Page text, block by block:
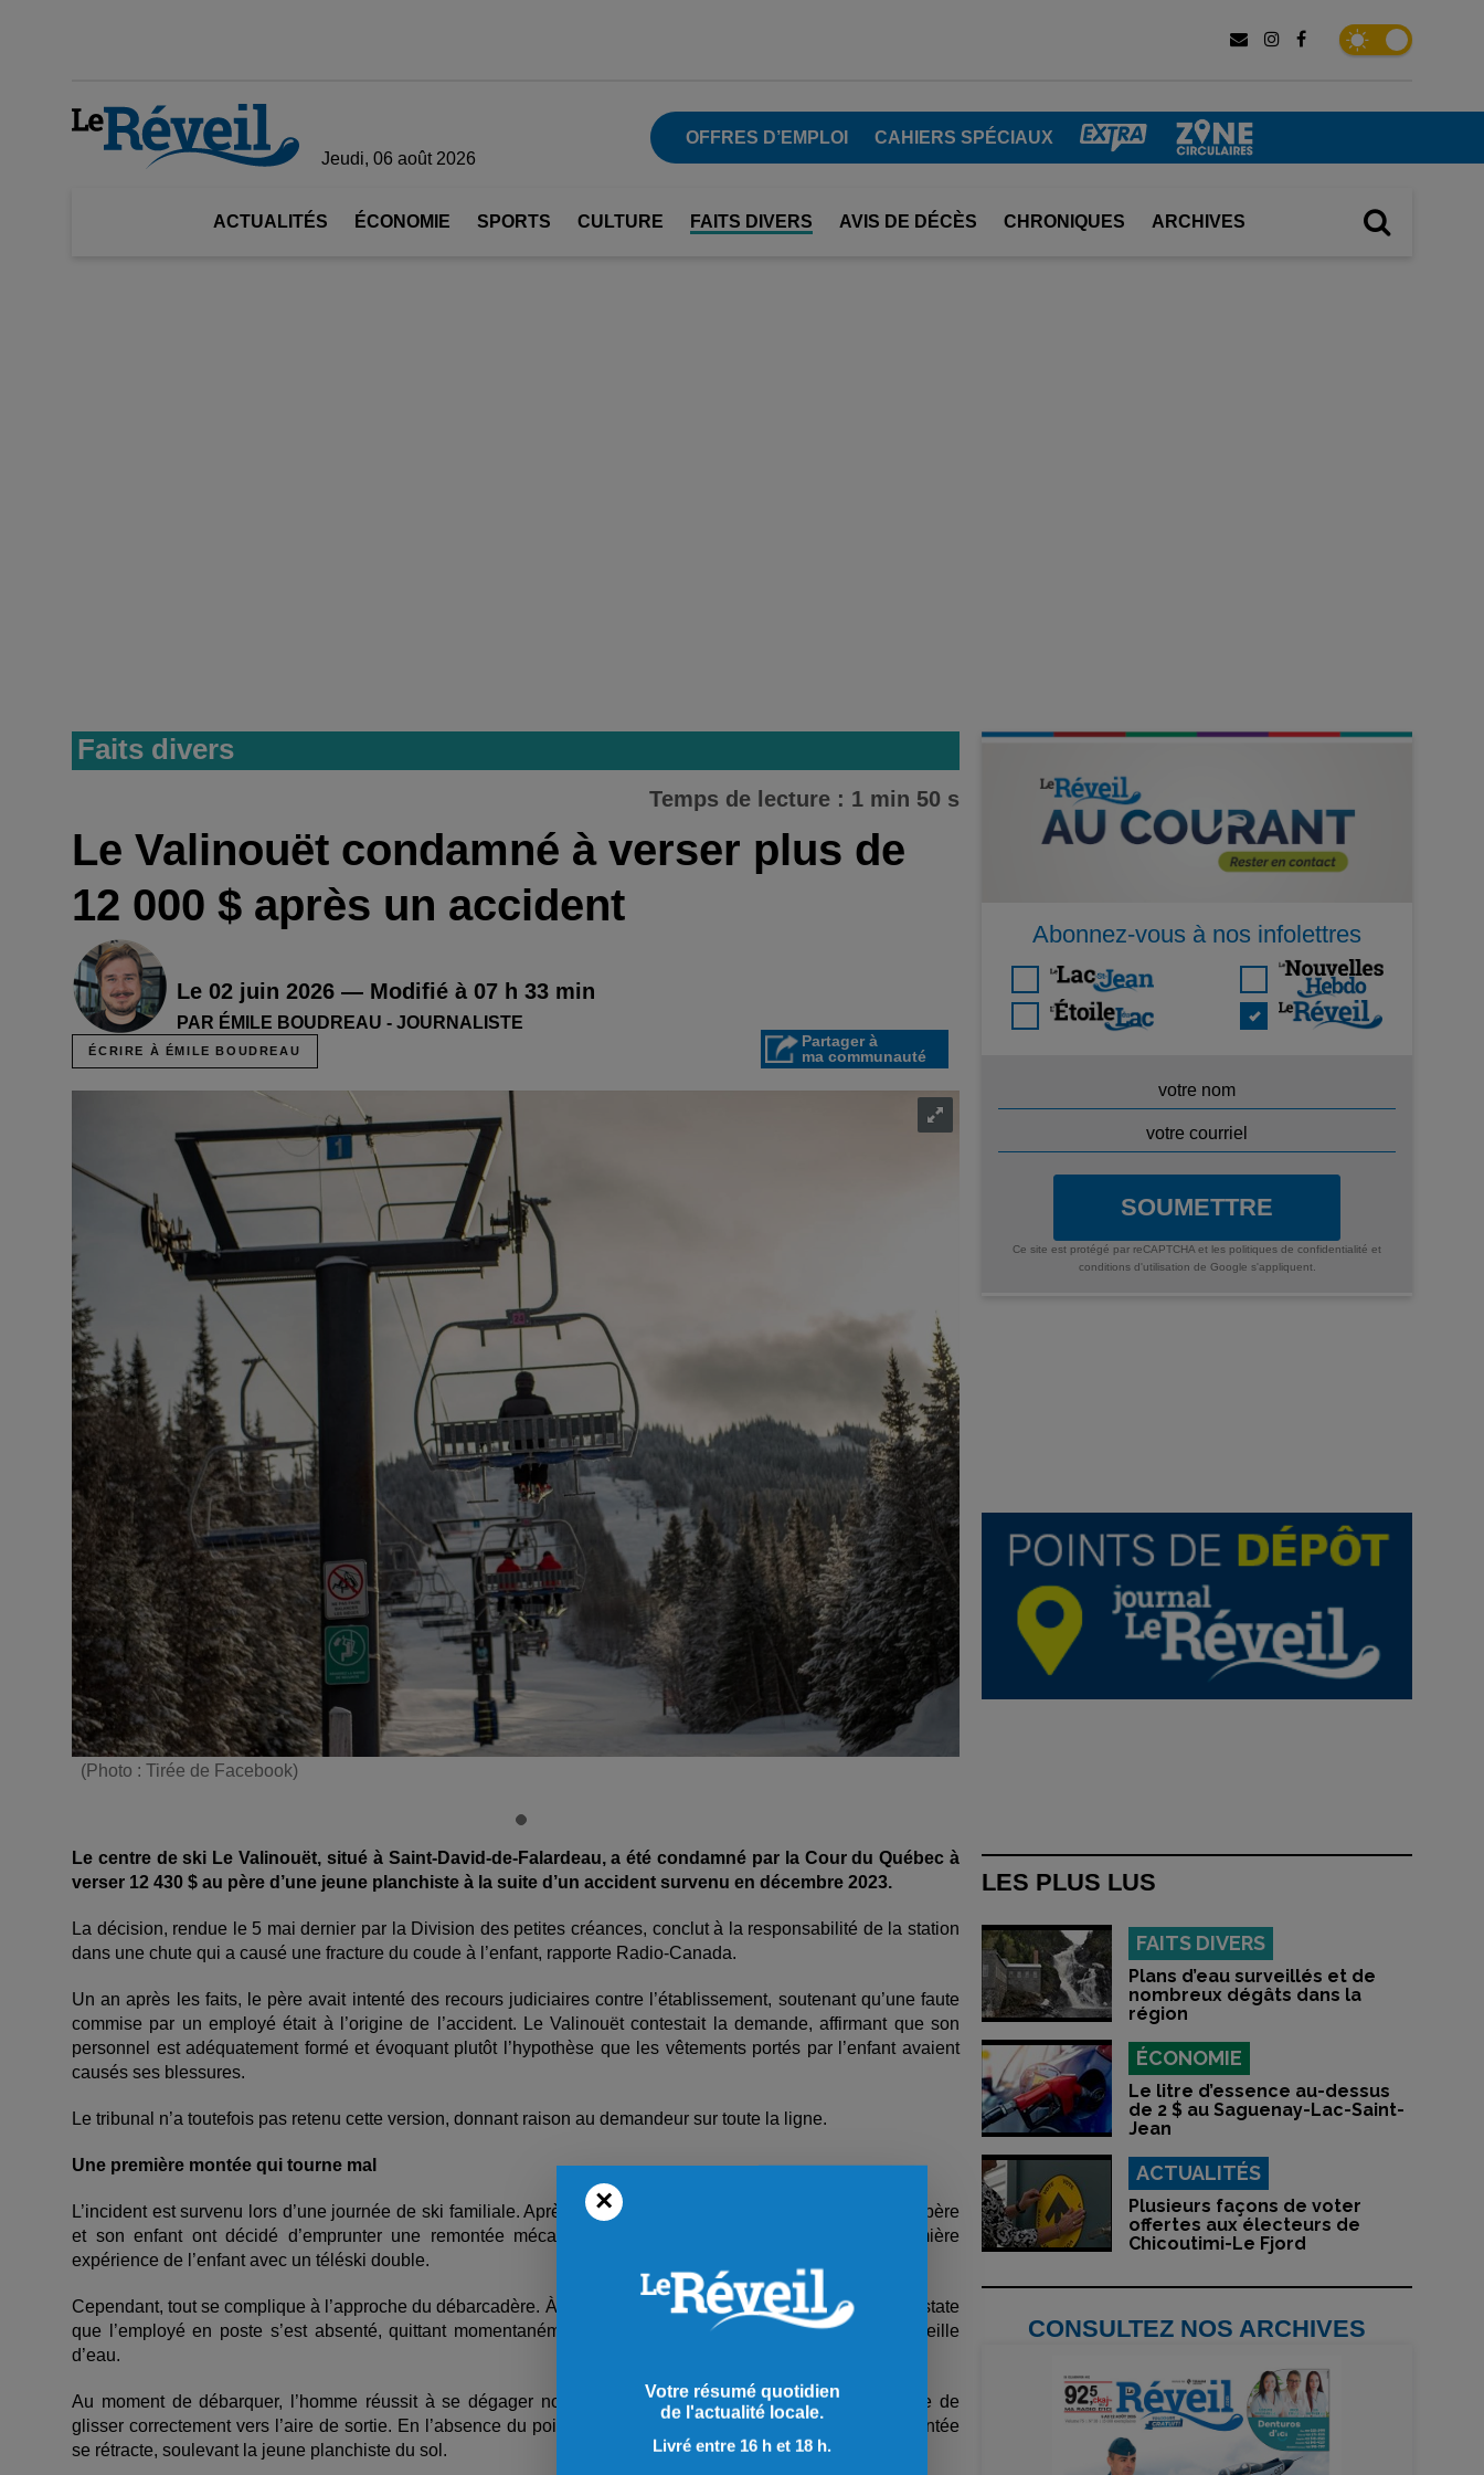
Jeudi, 06 août 2026
OFFRES D’EMPLOI CAHIERS SPÉCIAUX
ACTUALITÉS ÉCONOMIE SPORTS CULTURE FAITS DIVERS AVIS DE DÉCÈS CHRONIQUES ARCHIVES
Faits divers
Temps de lecture : 1 min 50 s
Le Valinouët condamné à verser plus de
12 000 $ après un accident
Le 02 juin 2026 — Modifié à 07 h 33 min
PAR ÉMILE BOUDREAU - JOURNALISTE
ÉCRIRE À ÉMILE BOUDREAU
Partager à
ma communauté
(Photo : Tirée de Facebook)
Le centre de ski Le Valinouët, situé à Saint-David-de-Falardeau, a été condamné par la Cour du Québec à
verser 12 430 $ au père d’une jeune planchiste à la suite d’un accident survenu en décembre 2023.
La décision, rendue le 5 mai dernier par la Division des petites créances, conclut à la responsabilité de la station
dans une chute qui a causé une fracture du coude à l’enfant, rapporte Radio-Canada.
Un an après les faits, le père avait intenté des recours judiciaires contre l’établissement, soutenant qu’une faute
commise par un employé était à l’origine de l’accident. Le Valinouët contestait la demande, affirmant que son
personnel est adéquatement formé et évoquant plutôt l’hypothèse que les vêtements portés par l’enfant avaient
causés ses blessures.
Le tribunal n’a toutefois pas retenu cette version, donnant raison au demandeur sur toute la ligne.
Une première montée qui tourne mal
L’incident est survenu lors d’une journée de ski familiale. Après quelques descentes dans la pente-école, le père
et son enfant ont décidé d’emprunter une remontée mécanique de type T-bar. Il s’agissait de la première
expérience de l’enfant avec un téléski double.
Cependant, tout se complique à l’approche du débarcadère. À environ quinze mètres du sommet, le père constate
que l’employé en poste s’est absenté, quittant momentanément sa position pour aller récupérer une bouteille
d’eau.
Au moment de débarquer, l’homme réussit à se dégager normalement, mais l’enfant n’est pas en mesure de
glisser correctement vers l’aire de sortie. En l’absence du poids du père sur la barre, la structure de la remontée
se rétracte, soulevant la jeune planchiste du sol.
Abonnez-vous à nos infolettres
SOUMETTRE
Ce site est protégé par reCAPTCHA et les politiques de confidentialité et
conditions d'utilisation de Google s'appliquent.
LES PLUS LUS
FAITS DIVERS
Plans d’eau surveillés et de
nombreux dégâts dans la
région
ÉCONOMIE
Le litre d’essence au-dessus
de 2 $ au Saguenay-Lac-Saint-
Jean
ACTUALITÉS
Plusieurs façons de voter
offertes aux électeurs de
Chicoutimi-Le Fjord
CONSULTEZ NOS ARCHIVES
×
Votre résumé quotidien
de l'actualité locale.
Livré entre 16 h et 18 h.